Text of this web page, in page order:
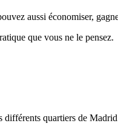
aussi économiser,
que vous ne le pensez.
quartiers de